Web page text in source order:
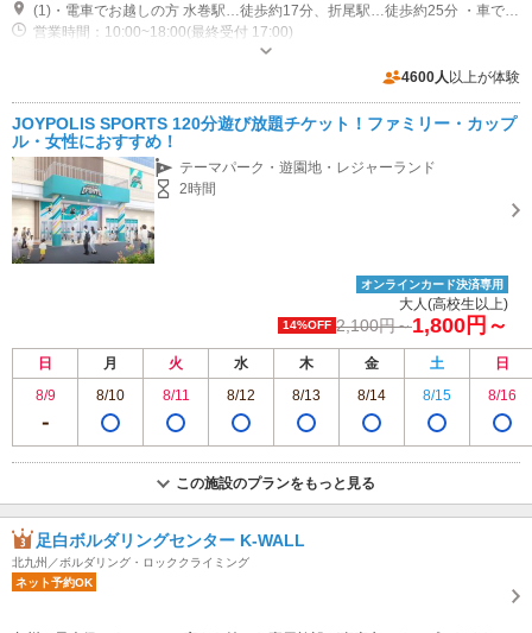
営業時間：10:00~18:00(最終受付 17:00)
専用駐車場あり（無料）384台 ※大型バス駐車可能
4600人 以上が体験
JOYPOLIS SPORTS 120分遊び放題チケット！ファミリー・カップ
ル・女性におすすめ！
テーマパーク・遊園地・レジャーランド
2時間
オンラインカード決済専用
大人(高校生以上)
14%OFF 2,100円～1,800円～
日 月 火 水 木 金 土
日
8/9
8/10 8/11 8/12 8/13 8/14 8/15 8/16
この施設のプランをもっと見る
足白ボルダリングセンター K-WALL
北九州／ボルダリング・ロッククライミング
ネット予約OK